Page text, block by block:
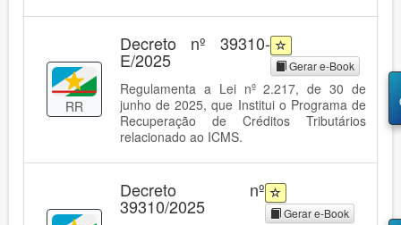
RR
Decreto nº 39310-
E/2025 Gerar e-Book
Regulamenta a Lei nº 2.217, de 30 de
junho de 2025, que Institui o Programa de
Recuperação de Créditos Tributários
relacionado ao ICMS.
Decreto nº
39310/2025 Gerar e-Book